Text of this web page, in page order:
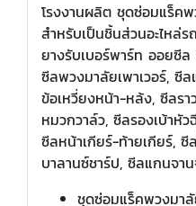
โรงงานผลิต ชุดซ่อมแร็ค
สำหรับเป็นชิ้นส่วนอะไหล่
ยางรับเบอร์พาร์ท ออยซีล
ซีลพวงมาลัยเพาเวอร์, ซี
ข้อเหวี่ยงหน้า-หล้ง, ซีลร
หมวกวาล์ว, ซีลรองเบ้าหัว
ซีลหน้าเกียร์-ท้ายเกียร์,
บาลานซ์ชาร์ป, ซีลแกนจา
ชุดซ่อมแร็คพวงมา